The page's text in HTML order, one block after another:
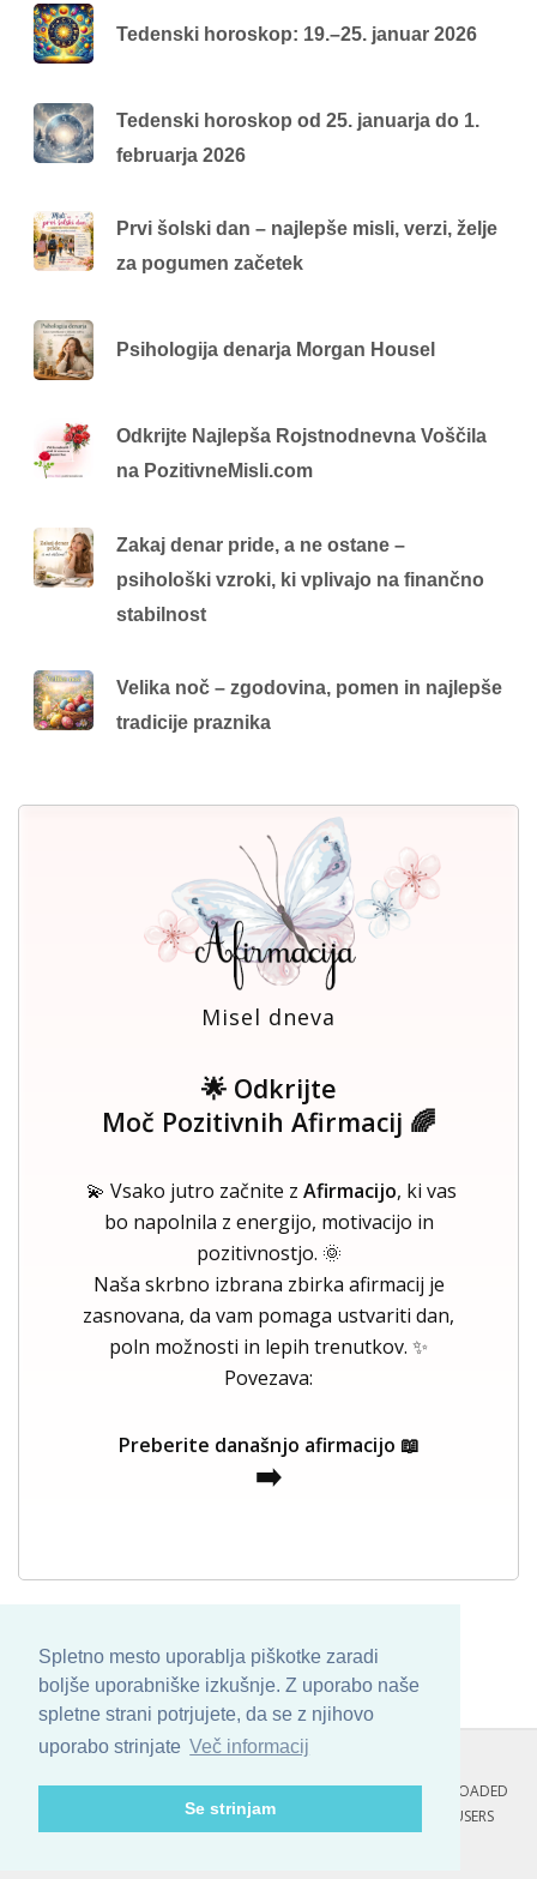
Spletno mesto uporablja piškotke zaradi
boljše uporabniške izkušnje. Z uporabo naše
spletne strani potrjujete, da se z njihovo
uporabo strinjate Več informacij
Se strinjam
Tedenski horoskop: 19.–25. januar 2026
Tedenski horoskop od 25. januarja do 1.
februarja 2026
Prvi šolski dan – najlepše misli, verzi, želje
za pogumen začetek
Psihologija denarja Morgan Housel
Odkrijte Najlepša Rojstnodnevna Voščila
na PozitivneMisli.com
Zakaj denar pride, a ne ostane –
psihološki vzroki, ki vplivajo na finančno
stabilnost
Velika noč – zgodovina, pomen in najlepše
tradicije praznika
Misel dneva
🌟 Odkrijte
Moč Pozitivnih Afirmacij 🌈
💫 Vsako jutro začnite z Afirmacijo, ki vas
bo napolnila z energijo, motivacijo in
pozitivnostjo. 🌞
Naša skrbno izbrana zbirka afirmacij je
zasnovana, da vam pomaga ustvariti dan,
poln možnosti in lepih trenutkov. ✨
Povezava:
Preberite današnjo afirmacijo 📖
➡️
COPYRIGHT © 2013 - 2026 BYSKINBASE. ALL ARTWORK ARE UPLOADED
AND COPYRIGHTED TO ITS AUTHOR.
POZITIVNE MISLI : 81 USERS